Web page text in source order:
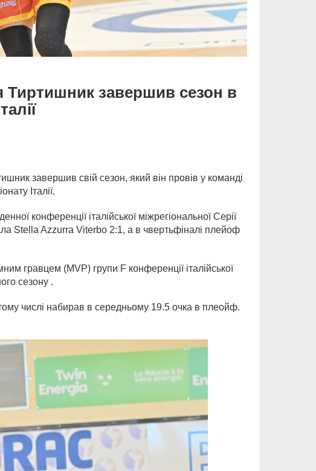
Тиртишник завершив сезон в
завершив свій сезон, який він провів у команді
Італії.
конференції італійської міжрегіональної Серії
Stella Azzurra Viterbo 2:1, а в чвертьфіналі плейоф
гравцем (MVP) групи F конференції італійської
сезону .
числі набирав в середньому 19.5 очка в плеойф.